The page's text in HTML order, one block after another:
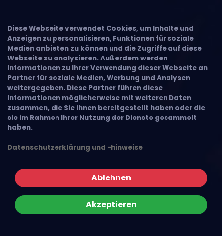
Diese Webseite verwendet Cookies, um Inhalte und
Anzeigen zu personalisieren, Funktionen für soziale
Medien anbieten zu können und die Zugriffe auf diese
Webseite zu analysieren. Außerdem werden
Informationen zu Ihrer Verwendung dieser Webseite an
Partner für soziale Medien, Werbung und Analysen
weitergegeben. Diese Partner führen diese
Informationen möglicherweise mit weiteren Daten
zusammen, die Sie ihnen bereitgestellt haben oder die
sie im Rahmen Ihrer Nutzung der Dienste gesammelt
haben.
Datenschutzerklärung und -hinweise
Ablehnen
Akzeptieren